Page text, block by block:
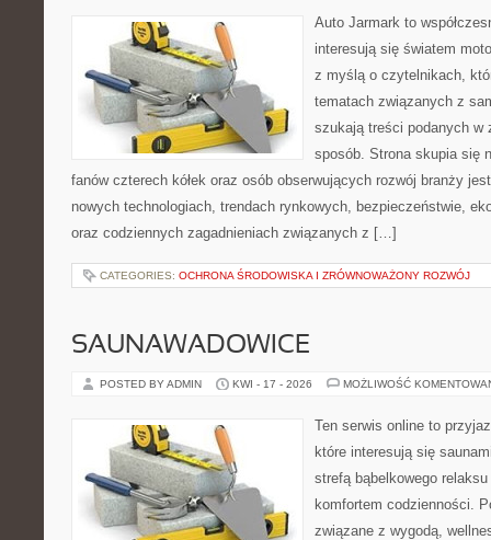
Auto Jarmark to
interesują się światem
z myślą o czytelnikach,
tematach związanych z
szukają treści podanych w
sposób. Strona skupia się
fanów czterech kółek oraz osób obserwujących rozwój branży
nowych technologiach, trendach rynkowych, bezpieczeństwie,
oraz codziennych zagadnieniach związanych z […]
CATEGORIES: OCHRONA ŚRODOWISKA I ZRÓWNOWAŻONY ROZWÓJ
SAUNAWADOWICE
POSTED BY ADMIN KWI - 17 - 2026 MOŻLIWOŚĆ
Ten serwis online to
które interesują się
strefą bąbelkowego
komfortem codzienności.
związane z wygodą,